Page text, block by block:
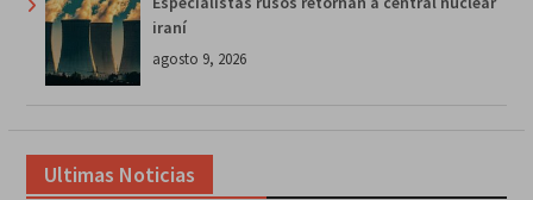
iraní
agosto 9, 2026
Ultimas Noticias